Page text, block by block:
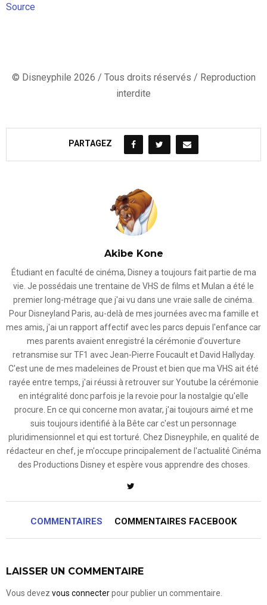
Source
© Disneyphile 2026 / Tous droits réservés / Reproduction
interdite
PARTAGEZ
Akibe Kone
Étudiant en faculté de cinéma, Disney a toujours fait partie de ma
vie. Je possédais une trentaine de VHS de films et Mulan a été le
premier long-métrage que j'ai vu dans une vraie salle de cinéma.
Pour Disneyland Paris, au-delà de mes journées avec ma famille et
mes amis, j'ai un rapport affectif avec les parcs depuis l'enfance car
mes parents avaient enregistré la cérémonie d'ouverture
retransmise sur TF1 avec Jean-Pierre Foucault et David Hallyday.
C'est une de mes madeleines de Proust et bien que ma VHS ait été
rayée entre temps, j'ai réussi à retrouver sur Youtube la cérémonie
en intégralité donc parfois je la revoie pour la nostalgie qu'elle
procure. En ce qui concerne mon avatar, j'ai toujours aimé et me
suis toujours identifié à la Bête car c'est un personnage
pluridimensionnel et qui est torturé. Chez Disneyphile, en qualité de
rédacteur en chef, je m'occupe principalement de l'actualité Cinéma
des Productions Disney et espère vous apprendre des choses.
COMMENTAIRES COMMENTAIRES FACEBOOK
LAISSER UN COMMENTAIRE
Vous devez vous connecterpour publier un commentaire.